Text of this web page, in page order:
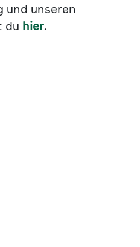
und unseren
du hier.